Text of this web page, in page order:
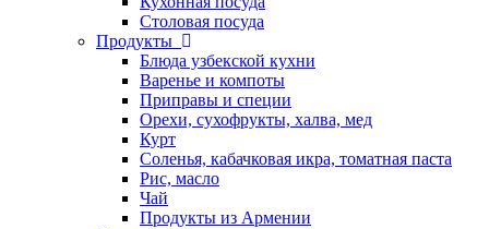
Столовая посуда
Продукты
Блюда узбекской кухни
Варенье и компоты
Приправы и специи
Орехи, сухофрукты, халва, мед
Курт
Соленья, кабачковая икра, томатная паста
Рис, масло
Чай
Продукты из Армении